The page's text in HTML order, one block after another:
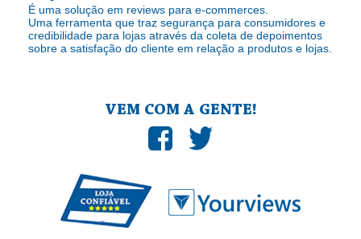
É uma solução em reviews para e-commerces.
Uma ferramenta que traz segurança para consumidores e
credibilidade para lojas através da coleta de depoimentos
sobre a satisfação do cliente em relação a produtos e lojas.
VEM COM A GENTE!